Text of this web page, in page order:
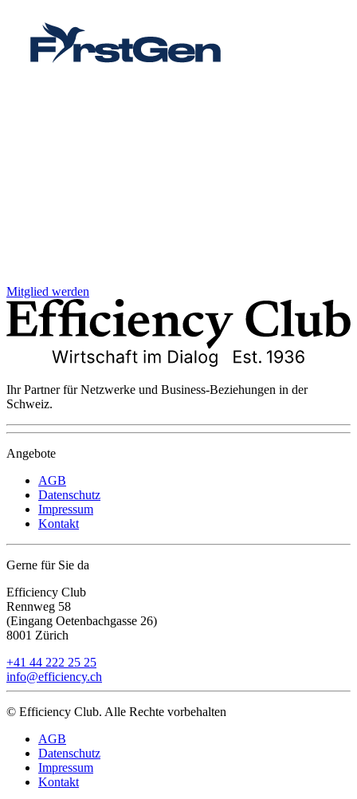
Mitglied werden
Ihr Partner für Netzwerke und Business-Beziehungen in der
Schweiz.
Angebote
AGB
Datenschutz
Impressum
Kontakt
Gerne für Sie da
Efficiency Club
Rennweg 58
(Eingang Oetenbachgasse 26)
8001 Zürich
+41 44 222 25 25
info@efficiency.ch
© Efficiency Club. Alle Rechte vorbehalten
AGB
Datenschutz
Impressum
Kontakt